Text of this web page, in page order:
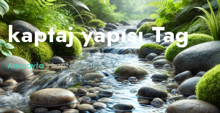
kaptaj yapısı Tag
Anasayfa»kaptaj yapısı